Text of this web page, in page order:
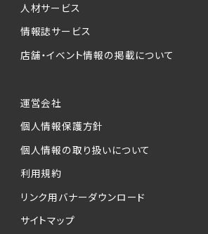
人材サービス
情報誌サービス
店舗・イベント情報の掲載について
運営会社
個人情報保護方針
個人情報の取り扱いについて
利用規約
リンク用バナーダウンロード
サイトマップ